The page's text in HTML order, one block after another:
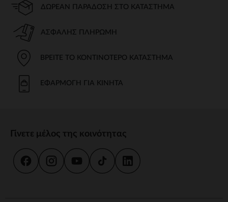
ΔΩΡΕΆΝ ΠΑΡΆΔΟΣΗ ΣΤΟ ΚΑΤΆΣΤΗΜΑ
ΑΣΦΑΛΉΣ ΠΛΗΡΩΜΉ
ΒΡΕΊΤΕ ΤΟ ΚΟΝΤΙΝΌΤΕΡΟ ΚΑΤΆΣΤΗΜΑ
ΕΦΑΡΜΟΓΉ ΓΙΑ ΚΙΝΗΤΆ
Γίνετε μέλος της κοινότητας